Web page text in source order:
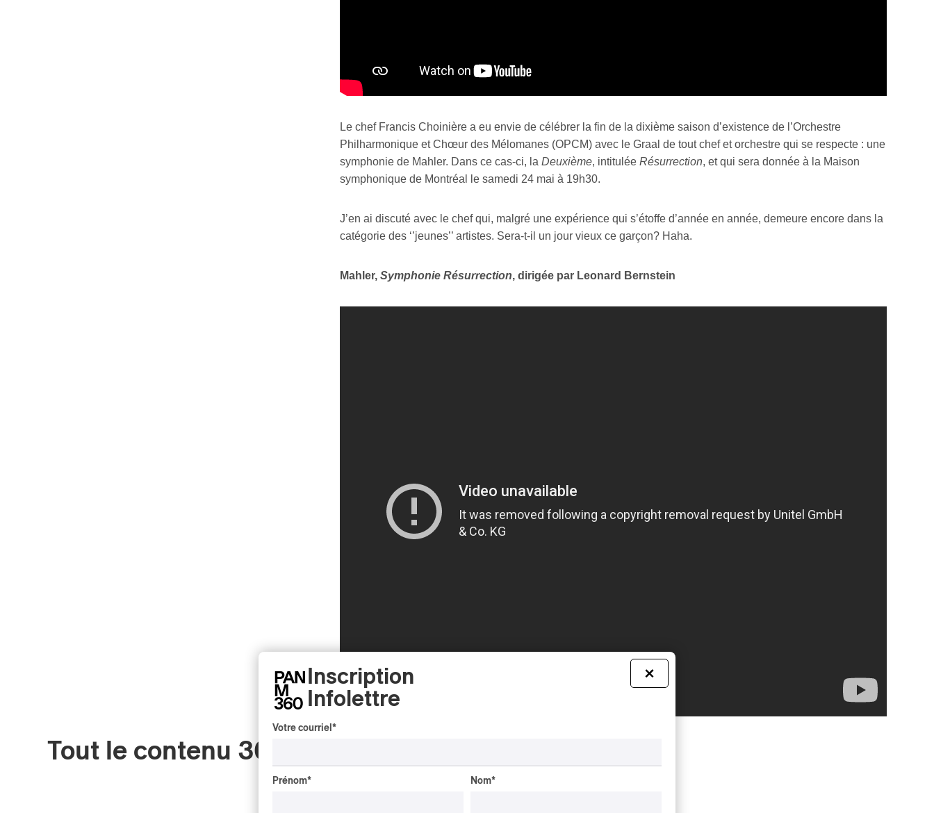
Le chef Francis Choinière a eu envie de célébrer la fin de la dixième saison d’existence de l’Orchestre
Philharmonique et Chœur des Mélomanes (OPCM) avec le Graal de tout chef et orchestre qui se respecte : une
symphonie de Mahler. Dans ce cas-ci, la Deuxième, intitulée Résurrection, et qui sera donnée à la Maison
symphonique de Montréal le samedi 24 mai à 19h30.
J’en ai discuté avec le chef qui, malgré une expérience qui s’étoffe d’année en année, demeure encore dans la
catégorie des ‘’jeunes’’ artistes. Sera-t-il un jour vieux ce garçon? Haha.
Mahler, Symphonie Résurrection, dirigée par Leonard Bernstein
Tout le contenu 360
×
Inscription
Infolettre
Votre courriel *
Prénom* Nom*